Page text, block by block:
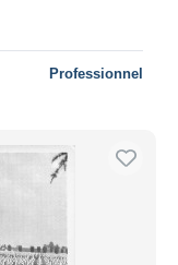
Professionnel